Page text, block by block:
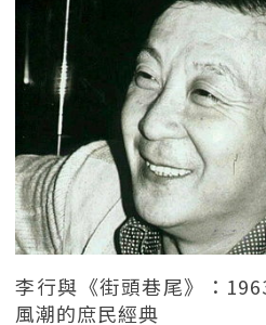
李行與《街頭巷尾》：
風潮的庶民經典